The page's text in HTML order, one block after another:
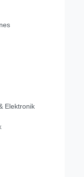
Elektronik